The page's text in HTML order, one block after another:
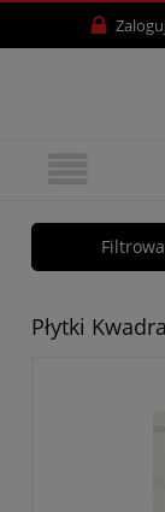
Płytki